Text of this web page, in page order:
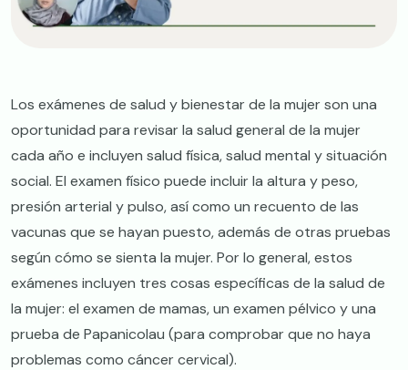
Los exámenes de salud y bienestar de la mujer son una
oportunidad para revisar la salud general de la mujer
cada año e incluyen salud física, salud mental y situación
social. El examen físico puede incluir la altura y peso,
presión arterial y pulso, así como un recuento de las
vacunas que se hayan puesto, además de otras pruebas
según cómo se sienta la mujer. Por lo general, estos
exámenes incluyen tres cosas específicas de la salud de
la mujer: el examen de mamas, un examen pélvico y una
prueba de Papanicolau (para comprobar que no haya
problemas como cáncer cervical).